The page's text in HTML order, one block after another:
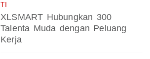
TI
XLSMART Hubungkan 300
Talenta Muda dengan Peluang
Kerja